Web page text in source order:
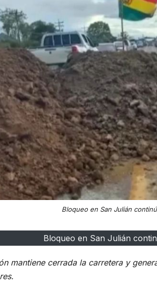
Bloqueo en San Julián
Bloqueo en San Julián
mantiene cerrada la carretera y